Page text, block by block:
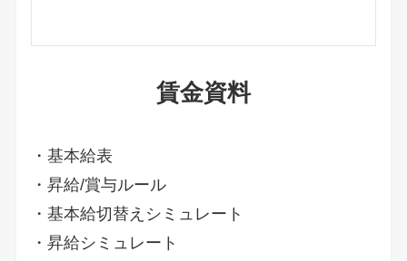
賃金資料
・基本給表
・昇給/賞与ルール
・基本給切替えシミュレート
・昇給シミュレート